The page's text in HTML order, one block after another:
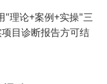
"理论+案例+实操"三
目诊断报告方可结